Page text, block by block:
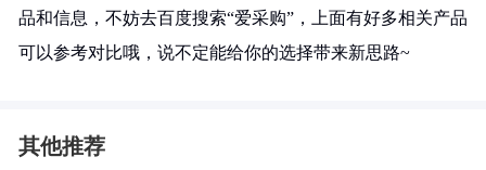
品和信息，不妨去百度搜索“爱采购”，上面有好多相关产品
可以参考对比哦，说不定能给你的选择带来新思路~
其他推荐